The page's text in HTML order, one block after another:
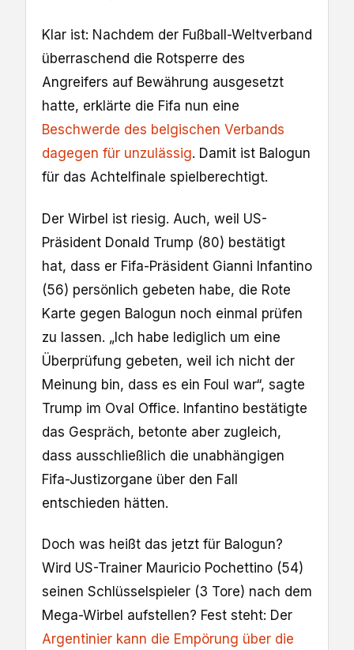
Klar ist: Nachdem der Fußball-Weltverband
überraschend die Rotsperre des
Angreifers auf Bewährung ausgesetzt
hatte, erklärte die Fifa nun eine
Beschwerde des belgischen Verbands
dagegen für unzulässig. Damit ist Balogun
für das Achtelfinale spielberechtigt.
Der Wirbel ist riesig. Auch, weil US-
Präsident Donald Trump (80) bestätigt
hat, dass er Fifa-Präsident Gianni Infantino
(56) persönlich gebeten habe, die Rote
Karte gegen Balogun noch einmal prüfen
zu lassen. „Ich habe lediglich um eine
Überprüfung gebeten, weil ich nicht der
Meinung bin, dass es ein Foul war“, sagte
Trump im Oval Office. Infantino bestätigte
das Gespräch, betonte aber zugleich,
dass ausschließlich die unabhängigen
Fifa-Justizorgane über den Fall
entschieden hätten.
Doch was heißt das jetzt für Balogun?
Wird US-Trainer Mauricio Pochettino (54)
seinen Schlüsselspieler (3 Tore) nach dem
Mega-Wirbel aufstellen? Fest steht: Der
Argentinier kann die Empörung über die